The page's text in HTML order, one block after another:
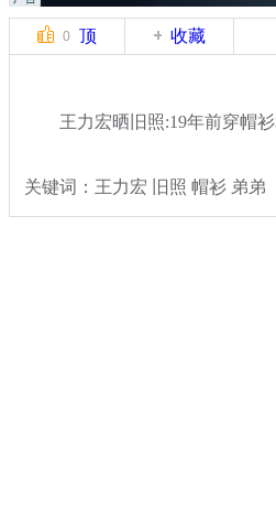
0 顶 收藏
王力宏晒旧照:19年前穿帽衫
关键词：王力宏 旧照 帽衫 弟弟